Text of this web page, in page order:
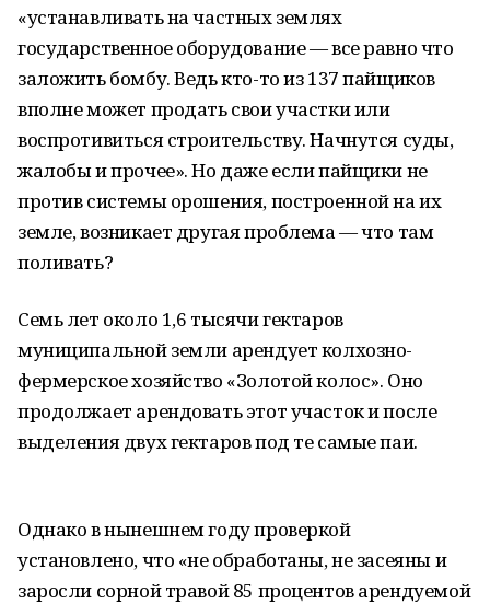
«устанавливать на частных землях
государственное оборудование — все равно что
заложить бомбу. Ведь кто-то из 137 пайщиков
вполне может продать свои участки или
воспротивиться строительству. Начнутся суды,
жалобы и прочее». Но даже если пайщики не
против системы орошения, построенной на их
земле, возникает другая проблема — что там
поливать?
Семь лет около 1,6 тысячи гектаров
муниципальной земли арендует колхозно-
фермерское хозяйство «Золотой колос». Оно
продолжает арендовать этот участок и после
выделения двух гектаров под те самые паи.
Однако в нынешнем году проверкой
установлено, что «не обработаны, не засеяны и
заросли сорной травой 85 процентов арендуемой